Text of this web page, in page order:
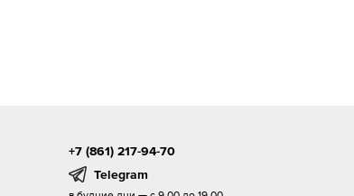
+7 (861) 217-94-70
Telegram